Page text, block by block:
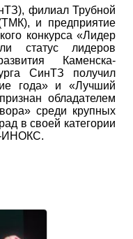
филиал Трубной
и предприятие
конкурса «Лидер
статус лидеров
Каменска-
СинТЗ получил
года» и «Лучший
обладателем
среди крупных
в своей категории
ИНОКС.